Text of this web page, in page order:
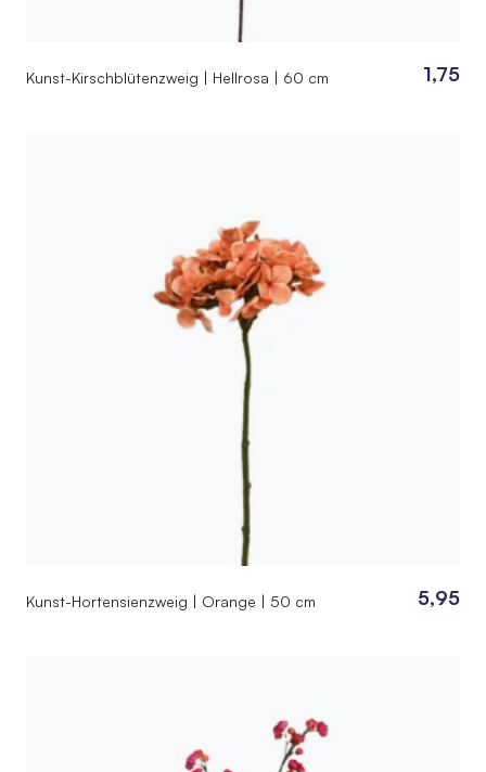
Kunst-Kirschblütenzweig | Hellrosa | 60 cm 1,75
Kunst-Hortensienzweig | Orange | 50 cm 5,95